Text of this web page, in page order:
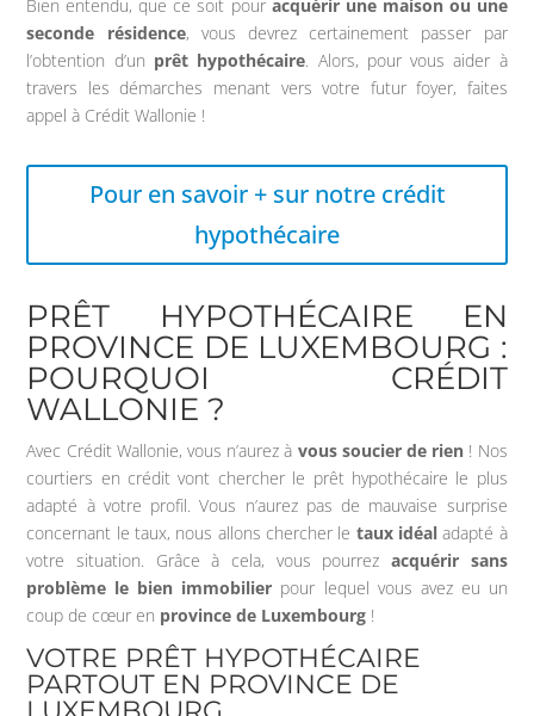
Bien entendu, que ce soit pour acquérir une maison ou une
seconde résidence, vous devrez certainement passer par
l’obtention d’un prêt hypothécaire. Alors, pour vous aider à
travers les démarches menant vers votre futur foyer, faites
appel à Crédit Wallonie !
Pour en savoir + sur notre crédit
hypothécaire
PRÊT HYPOTHÉCAIRE EN
PROVINCE DE LUXEMBOURG :
POURQUOI CRÉDIT
WALLONIE ?
Avec Crédit Wallonie, vous n’aurez à vous soucier de rien ! Nos
courtiers en crédit vont chercher le prêt hypothécaire le plus
adapté à votre profil. Vous n’aurez pas de mauvaise surprise
concernant le taux, nous allons chercher le taux idéaladapté à
votre situation. Grâce à cela, vous pourrez acquérir sans
problème le bien immobilier pour lequel vous avez eu un
coup de cœur en province de Luxembourg !
VOTRE PRÊT HYPOTHÉCAIRE
PARTOUT EN PROVINCE DE